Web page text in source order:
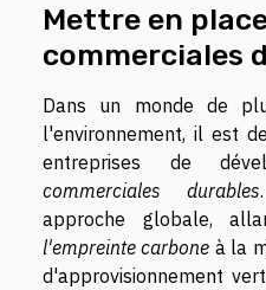
Mettre en
commerciales
Dans un monde de
l'environnement, il est
entreprises de
commerciales durables
approche globale,
l'empreinte carbone à la
d'approvisionnement